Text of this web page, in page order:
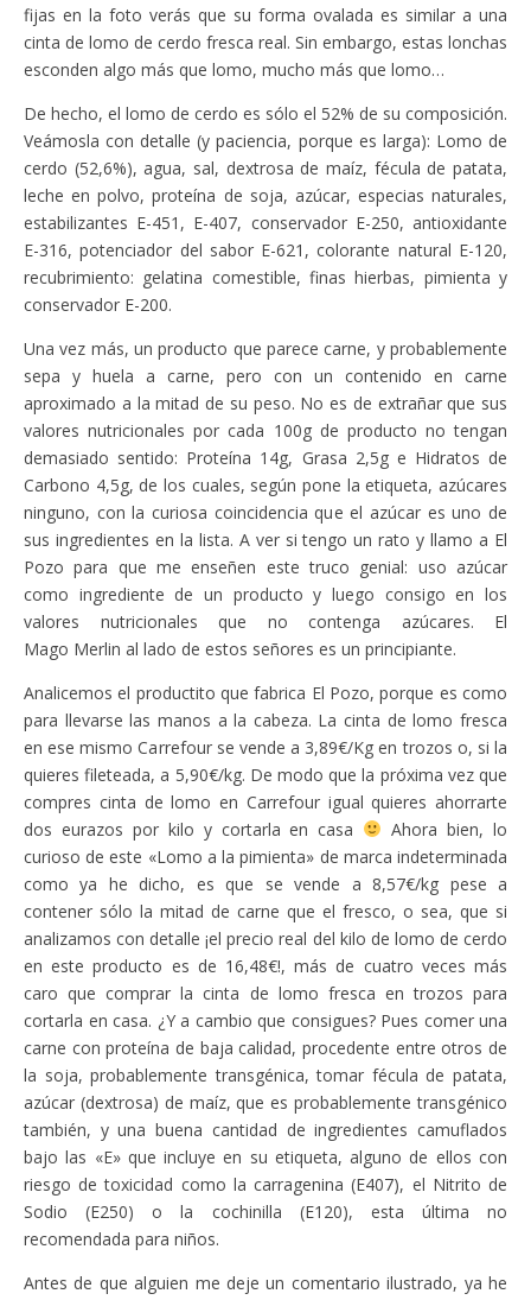
fijas en la foto verás que su forma ovalada es similar a una
cinta de lomo de cerdo fresca real. Sin embargo, estas lonchas
esconden algo más que lomo, mucho más que lomo…
De hecho, el lomo de cerdo es sólo el 52% de su composición.
Veámosla con detalle (y paciencia, porque es larga): Lomo de
cerdo (52,6%), agua, sal, dextrosa de maíz, fécula de patata,
leche en polvo, proteína de soja, azúcar, especias naturales,
estabilizantes E-451, E-407, conservador E-250, antioxidante
E-316, potenciador del sabor E-621, colorante natural E-120,
recubrimiento: gelatina comestible, finas hierbas, pimienta y
conservador E-200.
Una vez más, un producto que parece carne, y probablemente
sepa y huela a carne, pero con un contenido en carne
aproximado a la mitad de su peso. No es de extrañar que sus
valores nutricionales por cada 100g de producto no tengan
demasiado sentido: Proteína 14g, Grasa 2,5g e Hidratos de
Carbono 4,5g, de los cuales, según pone la etiqueta, azúcares
ninguno, con la curiosa coincidencia que el azúcar es uno de
sus ingredientes en la lista. A ver si tengo un rato y llamo a El
Pozo para que me enseñen este truco genial: uso azúcar
como ingrediente de un producto y luego consigo en los
valores nutricionales que no contenga azúcares. El
Mago Merlin al lado de estos señores es un principiante.
Analicemos el productito que fabrica El Pozo, porque es como
para llevarse las manos a la cabeza. La cinta de lomo fresca
en ese mismo Carrefour se vende a 3,89€/Kg en trozos o, si la
quieres fileteada, a 5,90€/kg. De modo que la próxima vez que
compres cinta de lomo en Carrefour igual quieres ahorrarte
dos eurazos por kilo y cortarla en casa
Ahora bien, lo
curioso de este «Lomo a la pimienta» de marca indeterminada
como ya he dicho, es que se vende a 8,57€/kg pese a
contener sólo la mitad de carne que el fresco, o sea, que si
analizamos con detalle ¡el precio real del kilo de lomo de cerdo
en este producto es de 16,48€!, más de cuatro veces más
caro que comprar la cinta de lomo fresca en trozos para
cortarla en casa. ¿Y a cambio que consigues? Pues comer una
carne con proteína de baja calidad, procedente entre otros de
la soja, probablemente transgénica, tomar fécula de patata,
azúcar (dextrosa) de maíz, que es probablemente transgénico
también, y una buena cantidad de ingredientes camuflados
bajo las «E» que incluye en su etiqueta, alguno de ellos con
riesgo de toxicidad como la carragenina (E407), el Nitrito de
Sodio (E250) o la cochinilla (E120), esta última no
recomendada para niños.
Antes de que alguien me deje un comentario ilustrado, ya he